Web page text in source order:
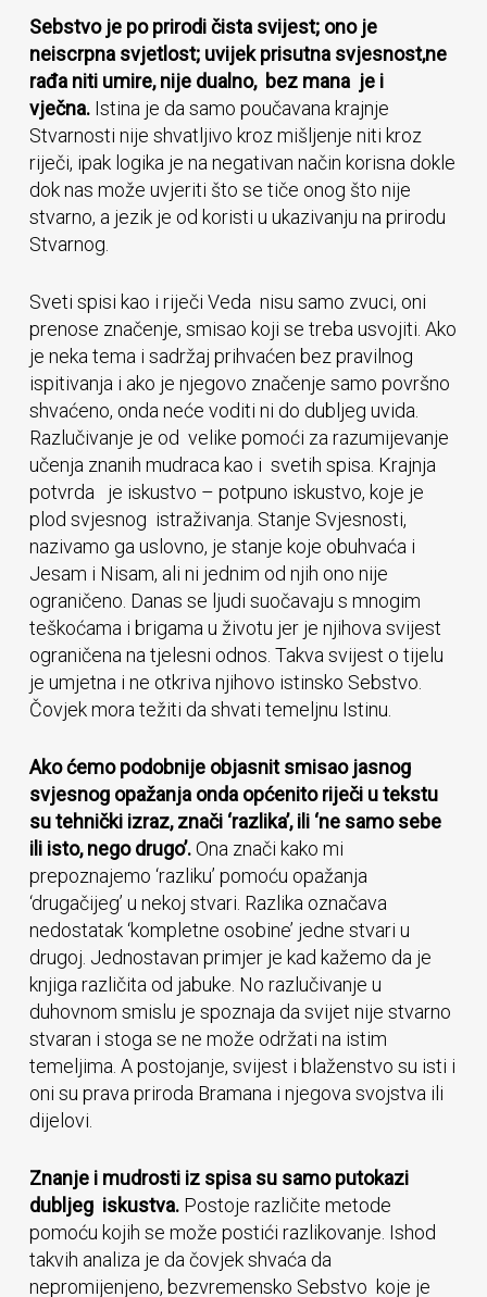
Sebstvo je po prirodi čista svijest; ono je
neiscrpna svjetlost; uvijek prisutna svjesnost,ne
rađa niti umire, nije dualno, bez mana je i
vječna. Istina je da samo poučavana krajnje
Stvarnosti nije shvatljivo kroz mišljenje niti kroz
riječi, ipak logika je na negativan način korisna dokle
dok nas može uvjeriti što se tiče onog što nije
stvarno, a jezik je od koristi u ukazivanju na prirodu
Stvarnog.
Sveti spisi kao i riječi Veda nisu samo zvuci, oni
prenose značenje, smisao koji se treba usvojiti. Ako
je neka tema i sadržaj prihvaćen bez pravilnog
ispitivanja i ako je njegovo značenje samo površno
shvaćeno, onda neće voditi ni do dubljeg uvida.
Razlučivanje je od velike pomoći za razumijevanje
učenja znanih mudraca kao i svetih spisa. Krajnja
potvrda je iskustvo – potpuno iskustvo, koje je
plod svjesnog istraživanja. Stanje Svjesnosti,
nazivamo ga uslovno, je stanje koje obuhvaća i
Jesam i Nisam, ali ni jednim od njih ono nije
ograničeno. Danas se ljudi suočavaju s mnogim
teškoćama i brigama u životu jer je njihova svijest
ograničena na tjelesni odnos. Takva svijest o tijelu
je umjetna i ne otkriva njihovo istinsko Sebstvo.
Čovjek mora težiti da shvati temeljnu Istinu.
Ako ćemo podobnije objasnit smisao jasnog
svjesnog opažanja onda općenito riječi u tekstu
su tehnički izraz, znači ‘razlika’, ili ‘ne samo sebe
ili isto, nego drugo’.Ona znači kako mi
prepoznajemo ‘razliku’ pomoću opažanja
‘drugačijeg’ u nekoj stvari. Razlika označava
nedostatak ‘kompletne osobine’ jedne stvari u
drugoj. Jednostavan primjer je kad kažemo da je
knjiga različita od jabuke. No razlučivanje u
duhovnom smislu je spoznaja da svijet nije stvarno
stvaran i stoga se ne može održati na istim
temeljima. A postojanje, svijest i blaženstvo su isti i
oni su prava priroda Bramana i njegova svojstva ili
dijelovi.
Znanje i mudrosti iz spisa su samo putokazi
dubljeg iskustva. Postoje različite metode
pomoću kojih se može postići razlikovanje. Ishod
takvih analiza je da čovjek shvaća da
nepromijenjeno, bezvremensko Sebstvo koje je